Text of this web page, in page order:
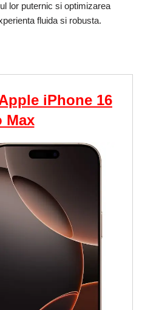
lor puternic si optimizarea
fluida si robusta.
iPhone 16
Max